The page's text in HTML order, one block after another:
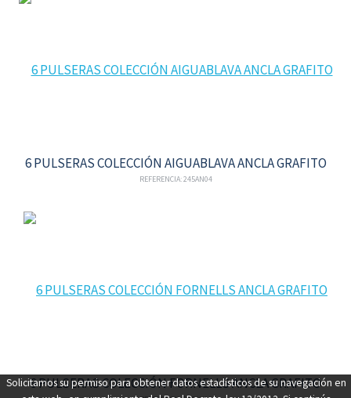
6 PULSERAS COLECCIÓN AIGUABLAVA ANCLA GRAFITO
REFERENCIA: 245AN04
6 PULSERAS COLECCIÓN FORNELLS ANCLA GRAFITO
Solicitamos su permiso para obtener datos estadísticos de su navegación en